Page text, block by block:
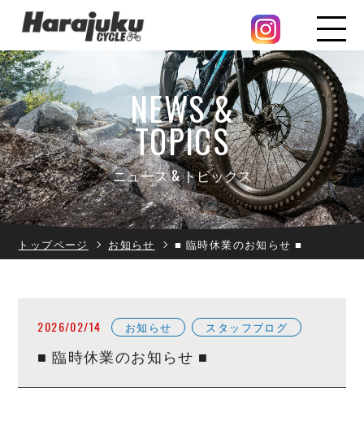
NEWS &
TOPICS
ニュース & トピックス
トップページ お知らせ ■ 臨時休業のお知らせ ■
2026/02/14 お知らせ スタッフブログ
■ 臨時休業のお知らせ ■